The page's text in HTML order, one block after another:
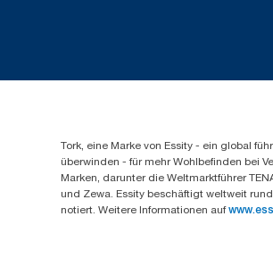
Tork, eine Marke von Essity - ein global
überwinden - für mehr Wohlbefinden bei
Marken, darunter die Weltmarktführer
und Zewa. Essity beschäftigt weltweit
notiert. Weitere Informationen auf